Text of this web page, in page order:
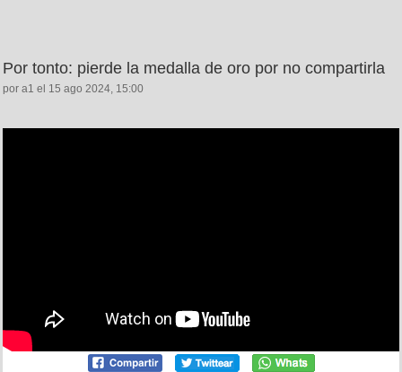
Por tonto: pierde la medalla de oro por no compartirla
por a1 el 15 ago 2024, 15:00